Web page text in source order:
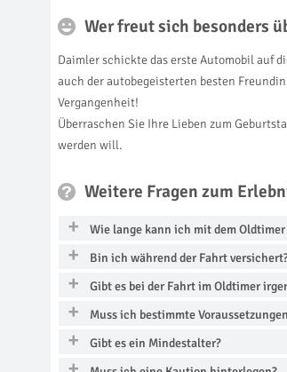
Wer freut sich besonders
Daimler schickte das erste Automobil auf
auch der autobegeisterten besten
Vergangenheit!
Überraschen Sie Ihre Lieben zum
werden will.
Weitere Fragen zum
Wie lange kann ich mit dem
Bin ich während der Fahrt
Gibt es bei der Fahrt im Oldtimer
Muss ich bestimmte
Gibt es ein Mindestalter?